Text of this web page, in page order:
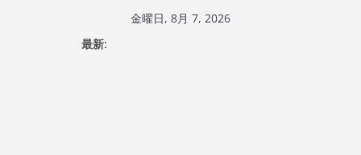
金曜日, 8月 7, 2026
最新: